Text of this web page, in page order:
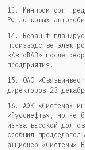
13. Минпромторг
РФ легковых
14. Renault
производстве
«АвтоВАЗ» после
предприятия.
15. ОАО
директоров 23
16. АФК «Система»
«Русснефть», но не
из-за высокой
сообщил
акционер «Системы»